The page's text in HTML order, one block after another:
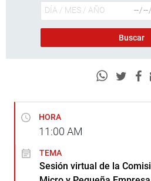
HORA
11:00 AM
TEMA
Sesión virtual de la